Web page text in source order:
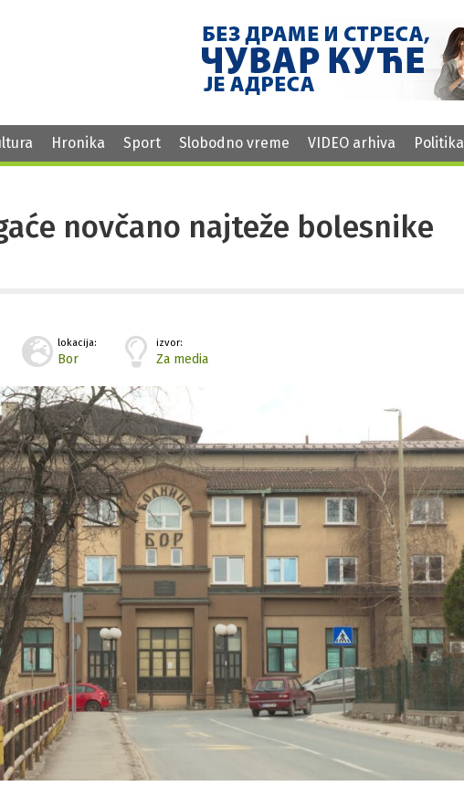
Hronika Sport Slobodno vreme VIDEO arhiva Politika
novčano najteže bolesnike
lokacija:
Bor
izvor:
Za media